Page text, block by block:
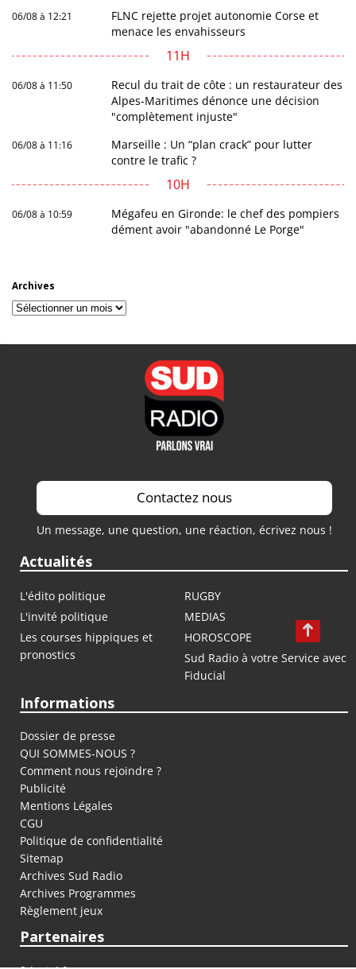
06/08 à 12:21
FLNC rejette projet autonomie Corse et
menace les envahisseurs
11H
06/08 à 11:50
Recul du trait de côte : un restaurateur des
Alpes-Maritimes dénonce une décision
"complètement injuste"
06/08 à 11:16
Marseille : Un “plan crack” pour lutter
contre le trafic ?
10H
06/08 à 10:59
Mégafeu en Gironde: le chef des pompiers
dément avoir "abandonné Le Porge"
Archives
Archives
Contactez nous
Un message, une question, une réaction, écrivez nous !
Actualités
L'édito politique
RUGBY
L'invité politique
MEDIAS
Les courses hippiques et
pronostics
HOROSCOPE
Sud Radio à votre Service avec
Fiducial
Informations
Dossier de presse
QUI SOMMES-NOUS ?
Comment nous rejoindre ?
Publicité
Mentions Légales
CGU
Politique de confidentialité
Sitemap
Archives Sud Radio
Archives Programmes
Règlement jeux
Partenaires